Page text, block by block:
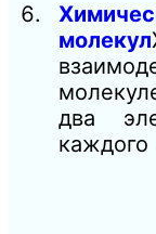
молекул
два
каждого